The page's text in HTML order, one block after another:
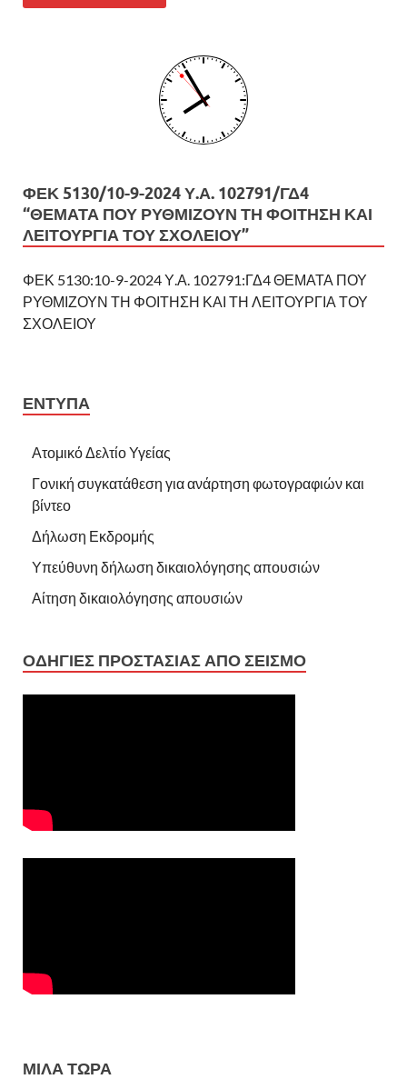
ΦΕΚ 5130/10-9-2024 Υ.Α. 102791/ΓΔ4
“ΘΕΜΑΤΑ ΠΟΥ ΡΥΘΜΙΖΟΥΝ ΤΗ ΦΟΙΤΗΣΗ ΚΑΙ
ΛΕΙΤΟΥΡΓΙΑ ΤΟΥ ΣΧΟΛΕΙΟΥ”
ΦΕΚ 5130:10-9-2024 Υ.Α. 102791:ΓΔ4 ΘΕΜΑΤΑ ΠΟΥ
ΡΥΘΜΙΖΟΥΝ ΤΗ ΦΟΙΤΗΣΗ ΚΑΙ ΤΗ ΛΕΙΤΟΥΡΓΙΑ ΤΟΥ
ΣΧΟΛΕΙΟΥ
ΕΝΤΥΠΑ
Ατομικό Δελτίο Υγείας
Γονική συγκατάθεση για ανάρτηση φωτογραφιών και
βίντεο
Δήλωση Εκδρομής
Υπεύθυνη δήλωση δικαιολόγησης απουσιών
Αίτηση δικαιολόγησης απουσιών
ΟΔΗΓΙΕΣ ΠΡΟΣΤΑΣΙΑΣ ΑΠΟ ΣΕΙΣΜΟ
ΜΙΛΑ ΤΩΡΑ